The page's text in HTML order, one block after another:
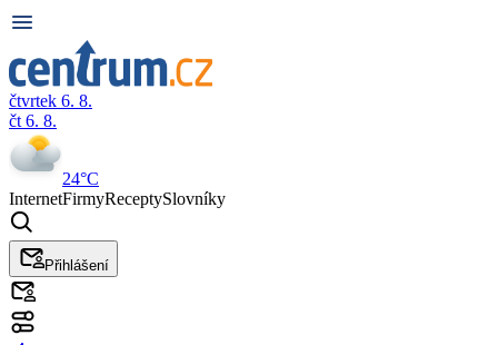
čtvrtek 6. 8.
čt 6. 8.
24°C
InternetFirmyReceptySlovníky
Přihlášení